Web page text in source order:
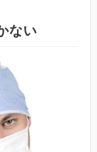
ない